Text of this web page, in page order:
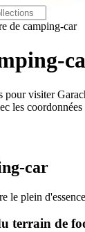
de camping-car
pour visiter
les coordonnées
car
le plein
terrain de